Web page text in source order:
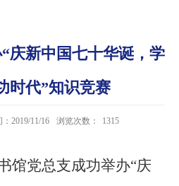
庆新中国七十华诞，学
时代”知识竞赛
：2019/11/16 浏览次数： 1315
党总支成功举办“庆